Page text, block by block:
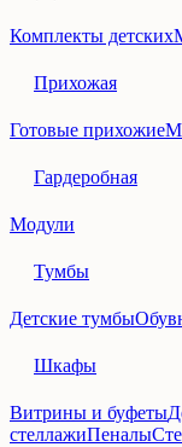
Комплекты детских
Прихожая
Готовые прихожие
Гардеробная
Модули
Тумбы
Детские тумбы
Шкафы
Витрины и буфеты
стеллажиПеналы